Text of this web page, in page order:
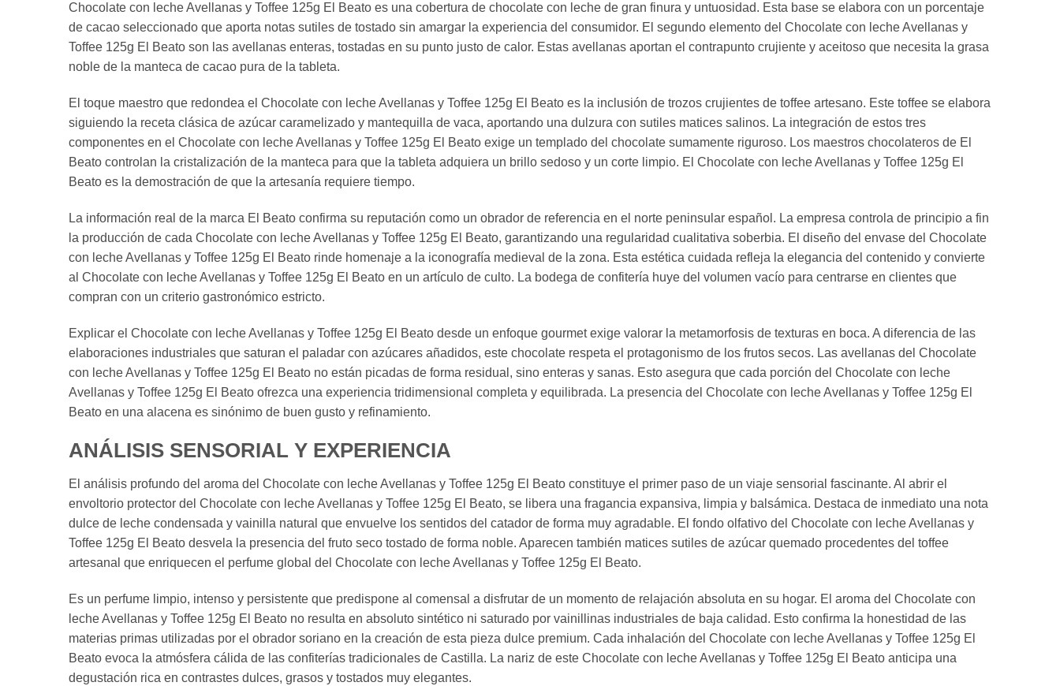
Chocolate con leche Avellanas y Toffee 125g El Beato es una cobertura de chocolate con leche de gran finura y untuosidad. Esta base se elabora con un porcentaje
de cacao seleccionado que aporta notas sutiles de tostado sin amargar la experiencia del consumidor. El segundo elemento del Chocolate con leche Avellanas y
Toffee 125g El Beato son las avellanas enteras, tostadas en su punto justo de calor. Estas avellanas aportan el contrapunto crujiente y aceitoso que necesita la grasa
noble de la manteca de cacao pura de la tableta.
El toque maestro que redondea el Chocolate con leche Avellanas y Toffee 125g El Beato es la inclusión de trozos crujientes de toffee artesano. Este toffee se elabora
siguiendo la receta clásica de azúcar caramelizado y mantequilla de vaca, aportando una dulzura con sutiles matices salinos. La integración de estos tres
componentes en el Chocolate con leche Avellanas y Toffee 125g El Beato exige un templado del chocolate sumamente riguroso. Los maestros chocolateros de El
Beato controlan la cristalización de la manteca para que la tableta adquiera un brillo sedoso y un corte limpio. El Chocolate con leche Avellanas y Toffee 125g El
Beato es la demostración de que la artesanía requiere tiempo.
La información real de la marca El Beato confirma su reputación como un obrador de referencia en el norte peninsular español. La empresa controla de principio a fin
la producción de cada Chocolate con leche Avellanas y Toffee 125g El Beato, garantizando una regularidad cualitativa soberbia. El diseño del envase del Chocolate
con leche Avellanas y Toffee 125g El Beato rinde homenaje a la iconografía medieval de la zona. Esta estética cuidada refleja la elegancia del contenido y convierte
al Chocolate con leche Avellanas y Toffee 125g El Beato en un artículo de culto. La bodega de confitería huye del volumen vacío para centrarse en clientes que
compran con un criterio gastronómico estricto.
Explicar el Chocolate con leche Avellanas y Toffee 125g El Beato desde un enfoque gourmet exige valorar la metamorfosis de texturas en boca. A diferencia de las
elaboraciones industriales que saturan el paladar con azúcares añadidos, este chocolate respeta el protagonismo de los frutos secos. Las avellanas del Chocolate
con leche Avellanas y Toffee 125g El Beato no están picadas de forma residual, sino enteras y sanas. Esto asegura que cada porción del Chocolate con leche
Avellanas y Toffee 125g El Beato ofrezca una experiencia tridimensional completa y equilibrada. La presencia del Chocolate con leche Avellanas y Toffee 125g El
Beato en una alacena es sinónimo de buen gusto y refinamiento.
ANÁLISIS SENSORIAL Y EXPERIENCIA
El análisis profundo del aroma del Chocolate con leche Avellanas y Toffee 125g El Beato constituye el primer paso de un viaje sensorial fascinante. Al abrir el
envoltorio protector del Chocolate con leche Avellanas y Toffee 125g El Beato, se libera una fragancia expansiva, limpia y balsámica. Destaca de inmediato una nota
dulce de leche condensada y vainilla natural que envuelve los sentidos del catador de forma muy agradable. El fondo olfativo del Chocolate con leche Avellanas y
Toffee 125g El Beato desvela la presencia del fruto seco tostado de forma noble. Aparecen también matices sutiles de azúcar quemado procedentes del toffee
artesanal que enriquecen el perfume global del Chocolate con leche Avellanas y Toffee 125g El Beato.
Es un perfume limpio, intenso y persistente que predispone al comensal a disfrutar de un momento de relajación absoluta en su hogar. El aroma del Chocolate con
leche Avellanas y Toffee 125g El Beato no resulta en absoluto sintético ni saturado por vainillinas industriales de baja calidad. Esto confirma la honestidad de las
materias primas utilizadas por el obrador soriano en la creación de esta pieza dulce premium. Cada inhalación del Chocolate con leche Avellanas y Toffee 125g El
Beato evoca la atmósfera cálida de las confiterías tradicionales de Castilla. La nariz de este Chocolate con leche Avellanas y Toffee 125g El Beato anticipa una
degustación rica en contrastes dulces, grasos y tostados muy elegantes.